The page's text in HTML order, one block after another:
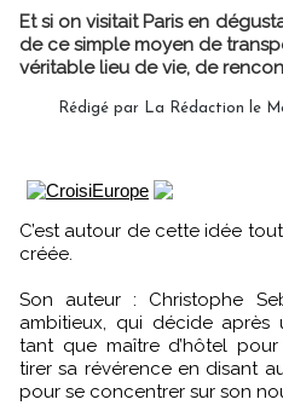
Et si on visitait Paris en
de ce simple moyen de
véritable lieu de vie, de
Rédigé par La Rédaction le
C’est autour de cette idée
créée.
Son auteur : Christophe
ambitieux, qui décide
tant que maître d’hôtel
tirer sa révérence en disant
pour se concentrer sur son